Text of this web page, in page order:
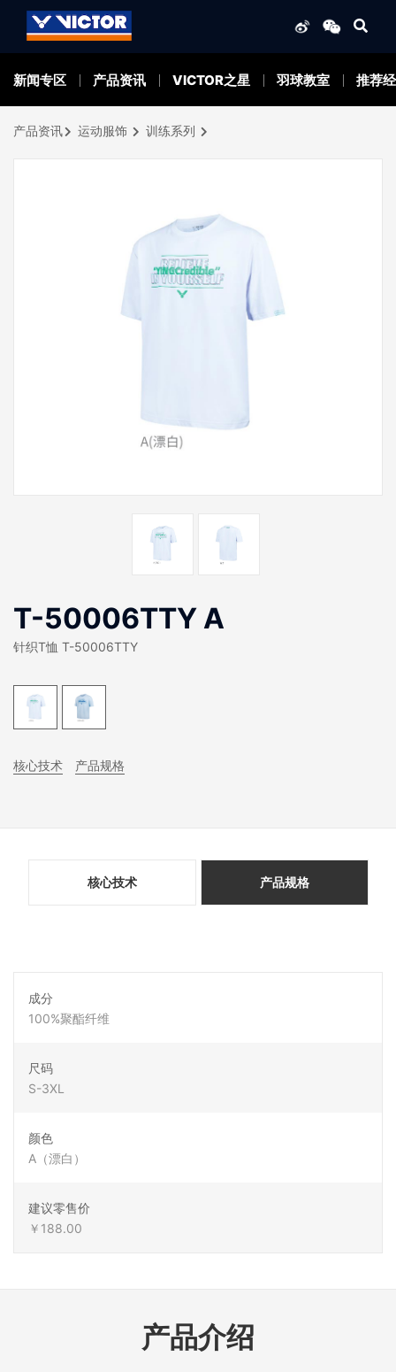
新闻专区 产品资讯 VICTOR之星 羽球教室 推荐
产品资讯 运动服饰 训练系列
T-50006TTY A
针织T恤 T-50006TTY
核心技术 产品规格
核心技术 产品规格
成分
100%聚酯纤维
尺码
S-3XL
颜色
A（漂白）
建议零售价
￥188.00
产品介绍